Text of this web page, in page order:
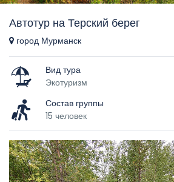
Автотур на Терский берег
город Мурманск
Вид тура
Экотуризм
Состав группы
15 человек